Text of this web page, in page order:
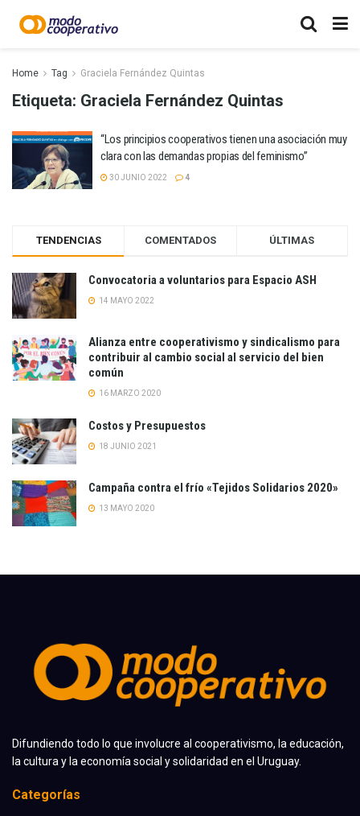
Home Tag Graciela Fernández Quintas
Etiqueta: Graciela Fernández Quintas
“Los principios cooperativos tienen una asociación muy
clara con las demandas propias del feminismo”
30 JUNIO 2022 4
TENDENCIAS COMENTADOS ÚLTIMAS
Convocatoria a voluntarios para Espacio ASH
14 MAYO 2022
Alianza entre cooperativismo y sindicalismo para
contribuir al cambio social al servicio del bien
común
16 MARZO 2020
Costos y Presupuestos
18 JUNIO 2021
Campaña contra el frío «Tejidos Solidarios 2020»
13 MAYO 2020
Difundiendo todo lo que involucre al cooperativismo, la educación,
la cultura y la economía social y solidaridad en el Uruguay.
Categorías